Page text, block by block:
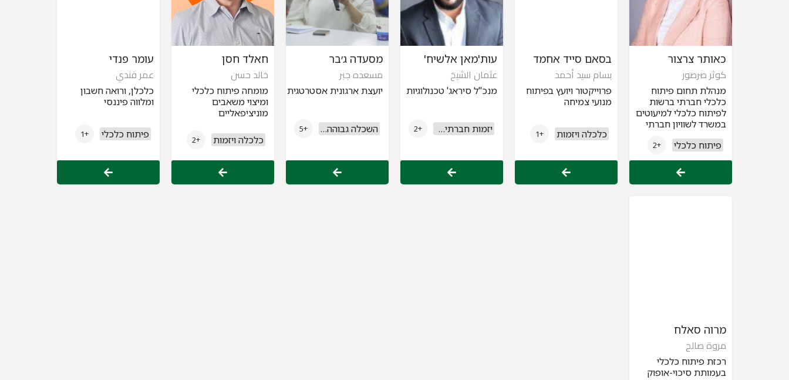
כאותר צרצור
كوثر صرصور
מנהלת תחום פיתוח
כלכלי חברתי ברשות
לפיתוח כלכלי למיעוטים
במשרד לשוויון חברתי
פיתוח כלכלי
+2
בסאם סייד אחמד
بسام سيد أحمد
פרוייקטור ויועץ בפיתוח
מנועי צמיחה
כלכלה ויזמות +1
עות'מאן אלשיח'
عثمان الشيخ
מנכ"ל סיראג' טכנולוגיות
יזמות חברתית וחברה אזרחית +2
מסעדה ג׳בר
مسعده جبر
יועצת ארגונית אסטרטגית
השכלה גבוהה ואקדמיה +5
חאלד חסן
خالد حسن
מומחה פיתוח כלכלי
ומיצוי משאבים
מוניציפאליים
כלכלה ויזמות +2
עומר פנדי
عمر فندي
כלכלן, ורואה חשבון
ומלווה פיננסי
פיתוח כלכלי +1
מרוה סאלח
مروة صالح
רכזת פיתוח כלכלי
בעמותת סיכוי-אופוק